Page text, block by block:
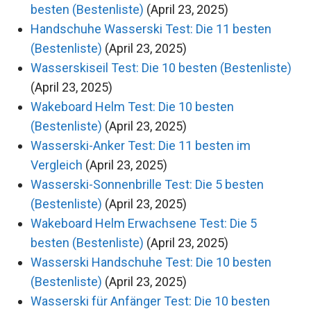
besten (Bestenliste) (April 23, 2025)
Handschuhe Wasserski Test: Die 11 besten
(Bestenliste) (April 23, 2025)
Wasserskiseil Test: Die 10 besten (Bestenliste)
(April 23, 2025)
Wakeboard Helm Test: Die 10 besten
(Bestenliste) (April 23, 2025)
Wasserski-Anker Test: Die 11 besten im
Vergleich (April 23, 2025)
Wasserski-Sonnenbrille Test: Die 5 besten
(Bestenliste) (April 23, 2025)
Wakeboard Helm Erwachsene Test: Die 5
besten (Bestenliste) (April 23, 2025)
Wasserski Handschuhe Test: Die 10 besten
(Bestenliste) (April 23, 2025)
Wasserski für Anfänger Test: Die 10 besten